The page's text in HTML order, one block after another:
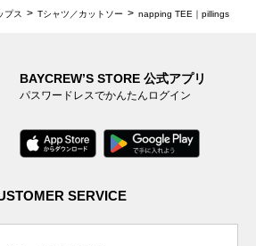
プス Tシャツ／カットソー napping TEE｜pillings
BAYCREW’S STORE 公式アプリ
パスワードレスでかんたんログイン
SERVICE